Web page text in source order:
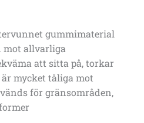
gummimaterial
mot allvarliga
att sitta på, torkar
mycket tåliga mot
för gränsområden,